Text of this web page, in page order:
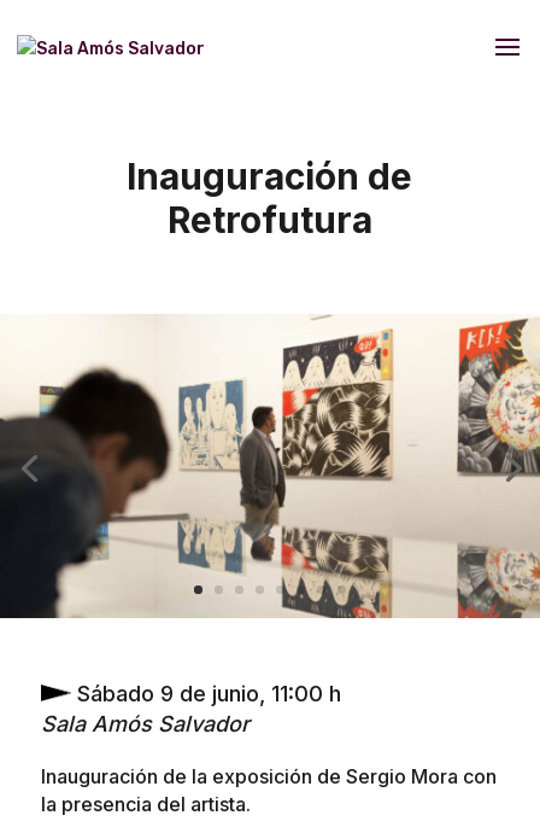
Inauguración de
Retrofutura
Sábado 9 de junio, 11:00 h
Sala Amós Salvador
Inauguración de la exposición de Sergio Mora con
la presencia del artista.